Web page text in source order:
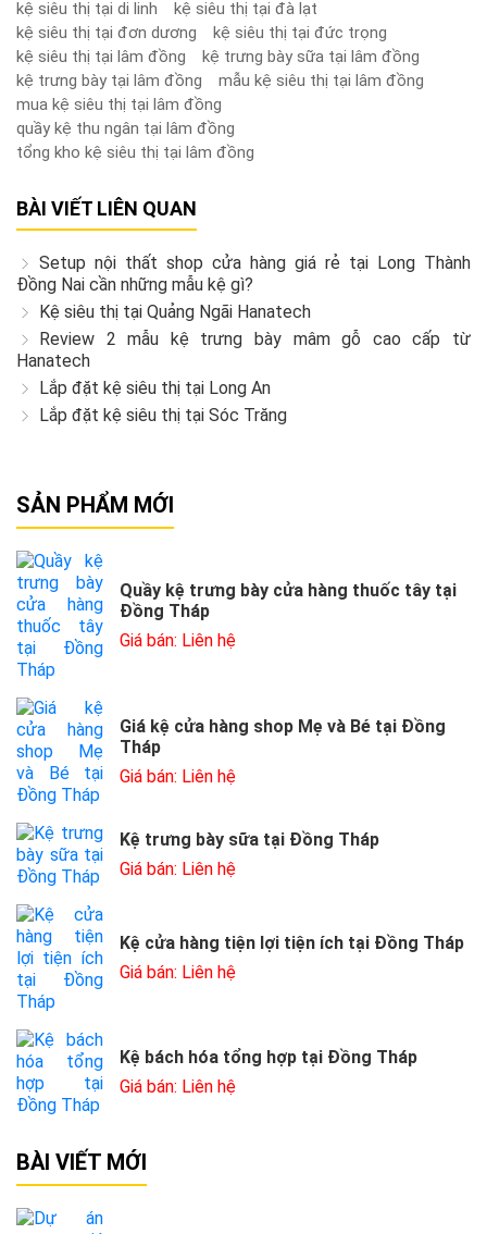
kệ siêu thị tại di linh
kệ siêu thị tại đà lạt
kệ siêu thị tại đơn dương
kệ siêu thị tại đức trọng
kệ siêu thị tại lâm đồng
kệ trưng bày sữa tại lâm đồng
kệ trưng bày tại lâm đồng
mẫu kệ siêu thị tại lâm đồng
mua kệ siêu thị tại lâm đồng
quầy kệ thu ngân tại lâm đồng
tổng kho kệ siêu thị tại lâm đồng
BÀI VIẾT LIÊN QUAN
Setup nội thất shop cửa hàng giá rẻ tại Long Thành
Đồng Nai cần những mẫu kệ gì?
Kệ siêu thị tại Quảng Ngãi Hanatech
Review 2 mẫu kệ trưng bày mâm gỗ cao cấp từ
Hanatech
Lắp đặt kệ siêu thị tại Long An
Lắp đặt kệ siêu thị tại Sóc Trăng
SẢN PHẨM MỚI
Quầy kệ trưng bày cửa hàng thuốc tây tại
Đồng Tháp
Giá bán: Liên hệ
Giá kệ cửa hàng shop Mẹ và Bé tại Đồng
Tháp
Giá bán: Liên hệ
Kệ trưng bày sữa tại Đồng Tháp
Giá bán: Liên hệ
Kệ cửa hàng tiện lợi tiện ích tại Đồng Tháp
Giá bán: Liên hệ
Kệ bách hóa tổng hợp tại Đồng Tháp
Giá bán: Liên hệ
BÀI VIẾT MỚI